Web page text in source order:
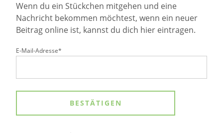
Wenn du ein Stückchen mitgehen und eine
Nachricht bekommen möchtest, wenn ein neuer
Beitrag online ist, kannst du dich hier eintragen.
E-Mail-Adresse*